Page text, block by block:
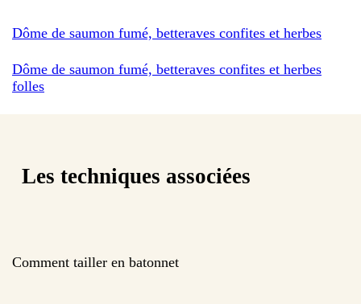
Dôme de saumon fumé, betteraves confites et herbes
Dôme de saumon fumé, betteraves confites et herbes
folles
Les techniques associées
Comment tailler en batonnet